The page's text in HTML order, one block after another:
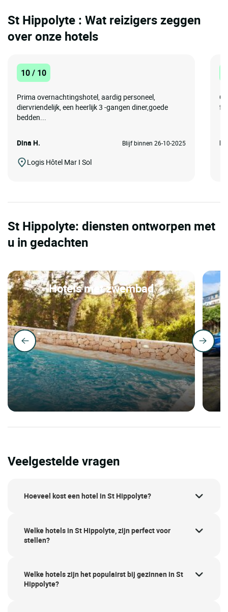
St Hippolyte : Wat reizigers zeggen
over onze hotels
10 / 10
Prima overnachtingshotel, aardig personeel,
diervriendelijk, een heerlijk 3 -gangen diner,goede
bedden...
Dina H. Blijf binnen 26-10-2025
Logis Hôtel Mar I Sol
St Hippolyte: diensten ontworpen met
u in gedachten
Hotels met zwembad
Veelgestelde vragen
Hoeveel kost een hotel in St Hippolyte?
Welke hotels in St Hippolyte, zijn perfect voor
stellen?
Welke hotels zijn het populairst bij gezinnen in St
Hippolyte?